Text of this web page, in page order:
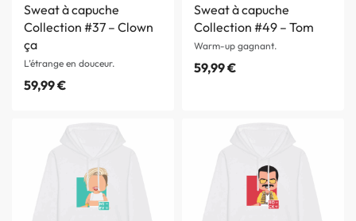
Sweat à capuche
Collection #37 – Clown
ça
L’étrange en douceur.
59,99€
Sweat à capuche
Collection #49 – Tom
Warm-up gagnant.
59,99€